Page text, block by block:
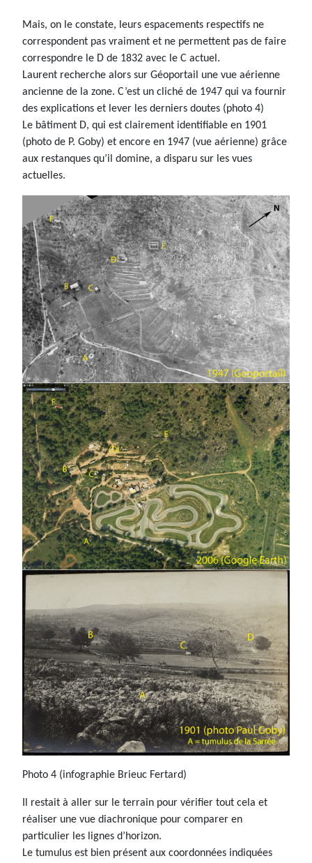
Mais, on le constate, leurs espacements respectifs ne
correspondent pas vraiment et ne permettent pas de faire
correspondre le D de 1832 avec le C actuel.
Laurent recherche alors sur Géoportail une vue aérienne
ancienne de la zone. C’est un cliché de 1947 qui va fournir
des explications et lever les derniers doutes (photo 4)
Le bâtiment D, qui est clairement identifiable en 1901
(photo de P. Goby) et encore en 1947 (vue aérienne) grâce
aux restanques qu’il domine, a disparu sur les vues
actuelles.
Photo 4 (infographie Brieuc Fertard)
Il restait à aller sur le terrain pour vérifier tout cela et
réaliser une vue diachronique pour comparer en
particulier les lignes d’horizon.
Le tumulus est bien présent aux coordonnées indiquées